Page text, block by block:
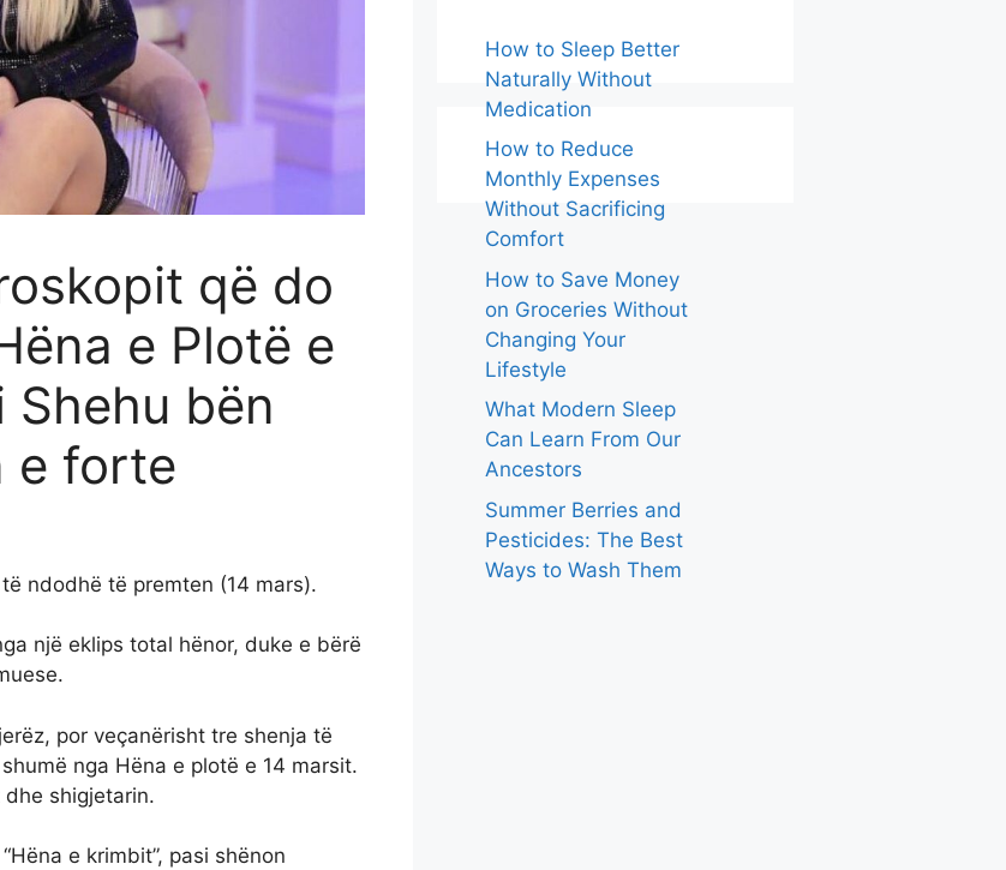
që do
e Plotë e
bën
e forte
ndodhë të premten (14 mars).
një eklips total hënor, duke e bërë
por veçanërisht tre shenja të
nga Hëna e plotë e 14 marsit.
shigjetarin.
e krimbit”, pasi shënon
How to Sleep Better
Naturally Without
Medication
How to Reduce
Monthly Expenses
Without Sacrificing
Comfort
How to Save Money
on Groceries Without
Changing Your
Lifestyle
What Modern Sleep
Can Learn From Our
Ancestors
Summer Berries and
Pesticides: The Best
Ways to Wash Them